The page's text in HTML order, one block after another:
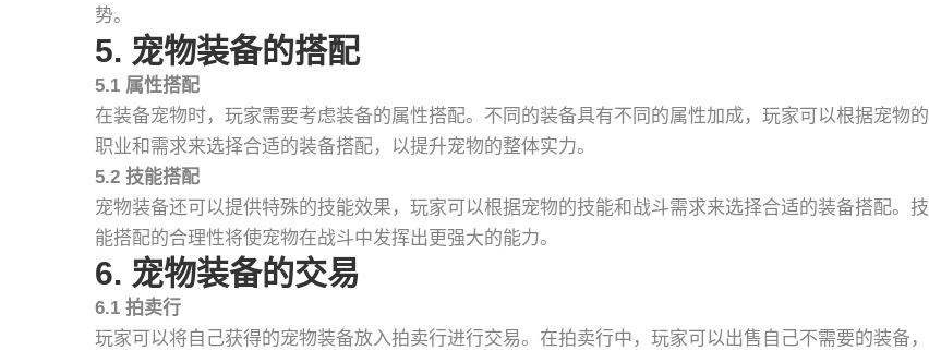
势。
5. 宠物装备的搭配
5.1 属性搭配
在装备宠物时，玩家需要考虑装备的属性搭配。不同的装备具有不同的属性加成，玩家可以根据宠物的
职业和需求来选择合适的装备搭配，以提升宠物的整体实力。
5.2 技能搭配
宠物装备还可以提供特殊的技能效果，玩家可以根据宠物的技能和战斗需求来选择合适的装备搭配。技
能搭配的合理性将使宠物在战斗中发挥出更强大的能力。
6. 宠物装备的交易
6.1 拍卖行
玩家可以将自己获得的宠物装备放入拍卖行进行交易。在拍卖行中，玩家可以出售自己不需要的装备，